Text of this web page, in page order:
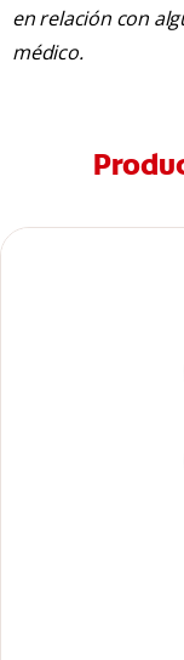
en relación con
médico.